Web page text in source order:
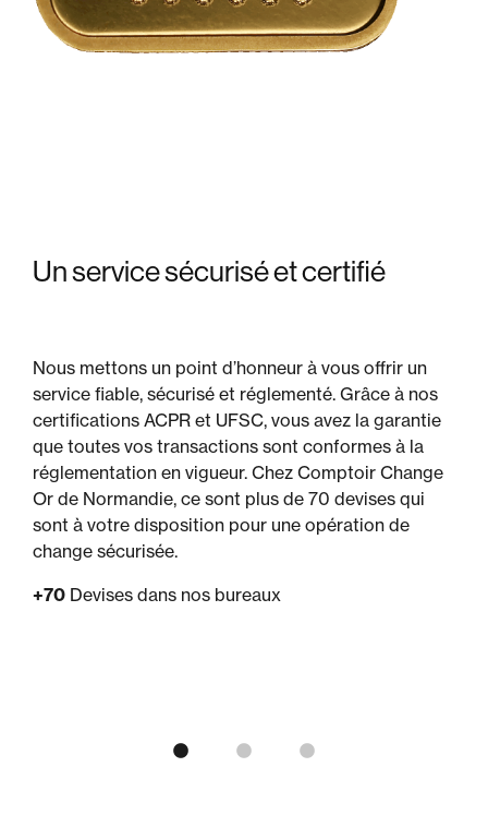
Un servicesécurisé et certifié
Nous mettons un point d’honneur à vous offrir un
service fiable, sécurisé et réglementé. Grâce à nos
certifications ACPR et UFSC, vous avez la garantie
que toutes vos transactions sont conformes à la
réglementation en vigueur. Chez Comptoir Change
Or de Normandie, ce sont plus de 70 devises qui
sont à votre disposition pour une opération de
change sécurisée.
+70Devises dans nos bureaux